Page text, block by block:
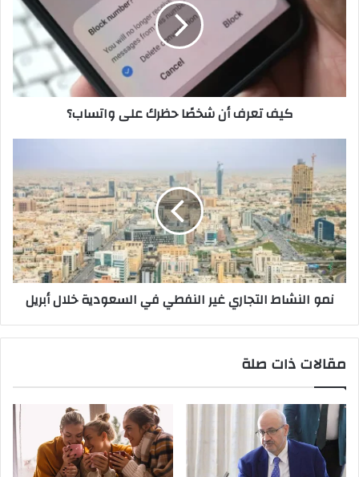
حظرك
على
كيف تعرف أن شخصًا حظرك على واتساب؟
التجاري
غير
النفطي
في
السعودية
خلال
أبريل
نمو النشاط التجاري غير النفطي في السعودية خلال أبريل
مقالات ذات صلة